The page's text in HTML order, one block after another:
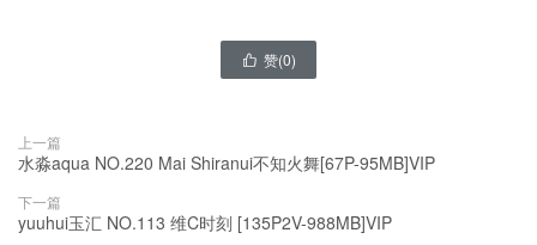
 赞(0)
上一篇
水淼aqua NO.220 Mai Shiranui不知火舞[67P-95MB]VIP
下一篇
yuuhui玉汇 NO.113 维C时刻 [135P2V-988MB]VIP